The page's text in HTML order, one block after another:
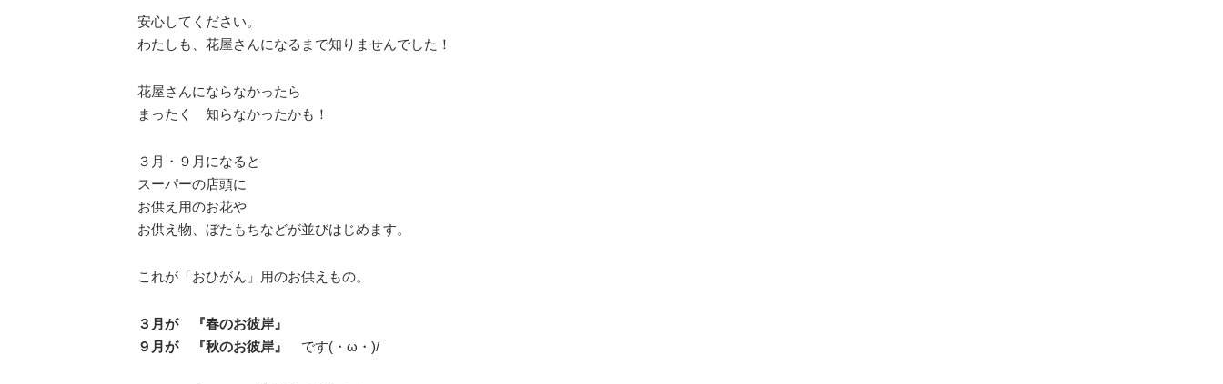
安心してください。
わたしも、花屋さんになるまで知りませんでした！
花屋さんにならなかったら
まったく 知らなかったかも！
３月・９月になると
スーパーの店頭に
お供え用のお花や
お供え物、ぼたもちなどが並びはじめます。
これが「おひがん」用のお供えもの。
３月が 『春のお彼岸』
９月が 『秋のお彼岸』 です(・ω・)/